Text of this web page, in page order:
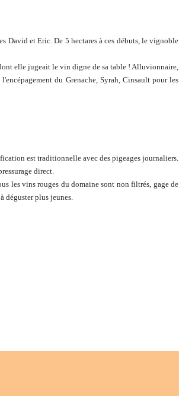
David et Eric. De 5 hectares à ces débuts, le vignoble
elle jugeait le vin digne de sa table ! Alluvionnaire,
du Grenache, Syrah, Cinsault pour les
est traditionnelle avec des pigeages journaliers.
direct.
les vins rouges du domaine sont non filtrés, gage de
déguster plus jeunes.